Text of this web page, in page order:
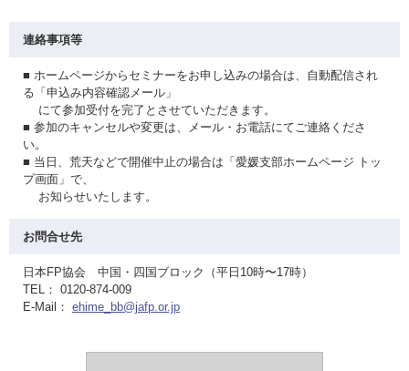
連絡事項等
■ ホームページからセミナーをお申し込みの場合は、自動配信され
る「申込み内容確認メール」
にて参加受付を完了とさせていただきます。
■ 参加のキャンセルや変更は、メール・お電話にてご連絡くださ
い。
■ 当日、荒天などで開催中止の場合は「愛媛支部ホームページ トッ
プ画面」で、
お知らせいたします。
お問合せ先
日本FP協会 中国・四国ブロック（平日10時〜17時）
TEL： 0120-874-009
E-Mail： ehime_bb@jafp.or.jp